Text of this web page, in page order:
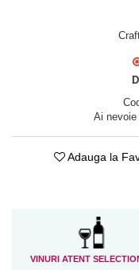
Ai nevoie
Adauga la
VINURI ATENT